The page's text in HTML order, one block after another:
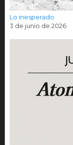
Lo inesperado
3 de junio de 2026